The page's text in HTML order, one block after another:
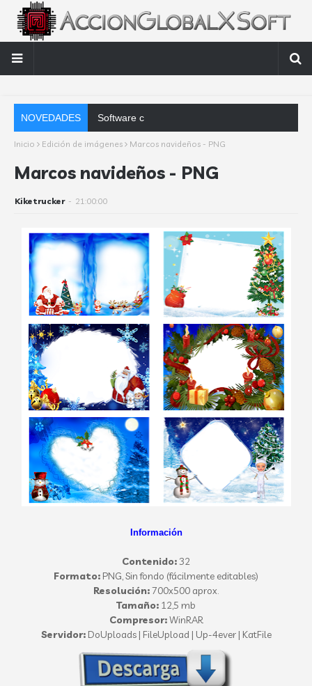
NOVEDADES Software contable automático: factores cla
Inicio Edición de imágenes Marcos navideños - PNG
Marcos navideños - PNG
Kiketrucker - 21:00:00
Información
Contenido: 32
Formato: PNG, Sin fondo (fácilmente editables)
Resolución:700x500 aprox.
Tamaño: 12,5 mb
Compresor:WinRAR
Servidor:DoUploads | FileUpload | Up-4ever | KatFile